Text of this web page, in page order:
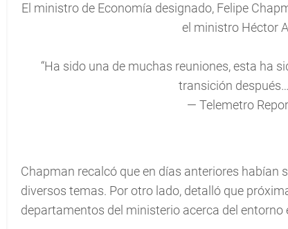
El ministro de Economía designado, Felipe
el ministro Héctor
“Ha sido una de muchas reuniones, esta ha
transición después…
— Telemetro
Chapman recalcó que en días anteriores
diversos temas. Por otro lado, detalló que
departamentos del ministerio acerca del entorno